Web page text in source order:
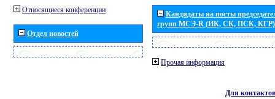
Относящиеся конференции
Отдел новостей
Кандидаты на посты
групп МСЭ-R (ИК, СК, ПСК, КГР)
Прочая информация
Для контактов